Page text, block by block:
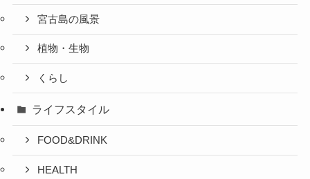
宮古島の風景
植物・生物
くらし
ライフスタイル
FOOD&DRINK
HEALTH